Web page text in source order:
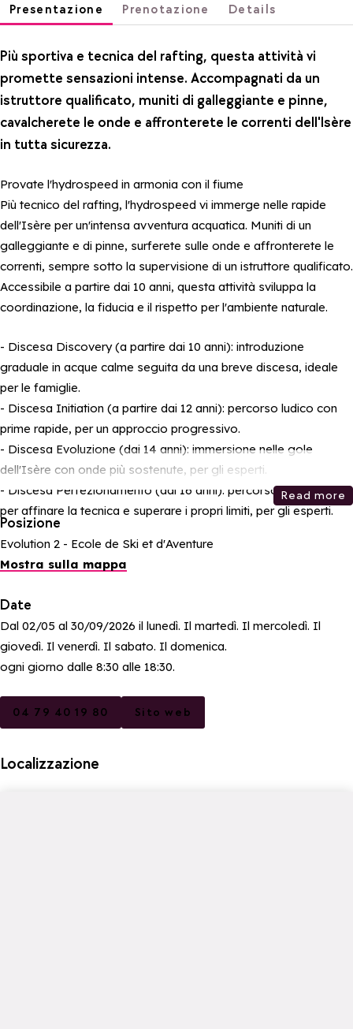
Presentazione Prenotazione Details
Più sportiva e tecnica del rafting, questa attività vi
promette sensazioni intense. Accompagnati da un
istruttore qualificato, muniti di galleggiante e pinne,
cavalcherete le onde e affronterete le correnti dell'Isère
in tutta sicurezza.
Provate l'hydrospeed in armonia con il fiume
Più tecnico del rafting, l'hydrospeed vi immerge nelle rapide
dell'Isère per un'intensa avventura acquatica. Muniti di un
galleggiante e di pinne, surferete sulle onde e affronterete le
correnti, sempre sotto la supervisione di un istruttore qualificato.
Accessibile a partire dai 10 anni, questa attività sviluppa la
coordinazione, la fiducia e il rispetto per l'ambiente naturale.
- Discesa Discovery (a partire dai 10 anni): introduzione
graduale in acque calme seguita da una breve discesa, ideale
per le famiglie.
- Discesa Initiation (a partire dai 12 anni): percorso ludico con
prime rapide, per un approccio progressivo.
- Discesa Evoluzione (dai 14 anni): immersione nelle gole
dell'Isère con onde più sostenute, per gli esperti.
- Discesa Perfezionamento (dai 16 anni): percorso completo
per affinare la tecnica e superare i propri limiti, per gli esperti.
Read more
Posizione
Evolution 2 - Ecole de Ski et d'Aventure
Mostra sulla mappa
Date
Dal 02/05 al 30/09/2026 il lunedì. Il martedì. Il mercoledì. Il
giovedì. Il venerdì. Il sabato. Il domenica.
ogni giorno dalle 8:30 alle 18:30.
04 79 40 19 80 Sito web
Localizzazione